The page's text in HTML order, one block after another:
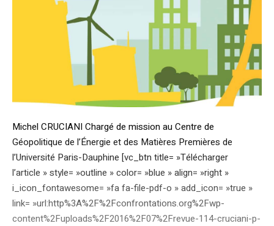
Michel CRUCIANI Chargé de mission au Centre de
Géopolitique de l’Énergie et des Matières Premières de
l’Université Paris-Dauphine [vc_btn title= »Télécharger
l’article » style= »outline » color= »blue » align= »right »
i_icon_fontawesome= »fa fa-file-pdf-o » add_icon= »true »
link= »url:http%3A%2F%2Fconfrontations.org%2Fwp-
content%2Fuploads%2F2016%2F07%2Frevue-114-cruciani-p-